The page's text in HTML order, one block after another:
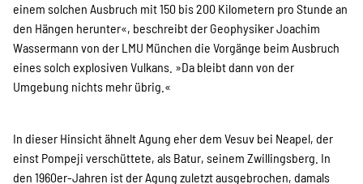
einem solchen Ausbruch mit 150 bis 200 Kilometern pro Stunde an
den Hängen herunter«, beschreibt der Geophysiker Joachim
Wassermann von der LMU München die Vorgänge beim Ausbruch
eines solch explosiven Vulkans. »Da bleibt dann von der
Umgebung nichts mehr übrig.«
In dieser Hinsicht ähnelt Agung eher dem Vesuv bei Neapel, der
einst Pompeji verschüttete, als Batur, seinem Zwillingsberg. In
den 1960er-Jahren ist der Agung zuletzt ausgebrochen, damals